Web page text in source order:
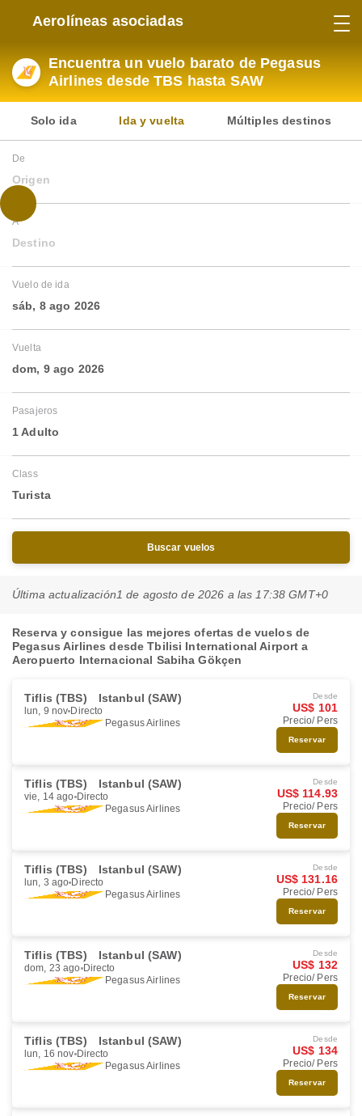
Aerolíneas asociadas
Encuentra un vuelo barato de Pegasus
Airlines desde TBS hasta SAW
Solo ida Ida y vuelta Múltiples destinos
De
Origen
A
Destino
Vuelo de ida
sáb, 8 ago 2026
Vuelta
dom, 9 ago 2026
Pasajeros
1 Adulto
Class
Turista
Buscar vuelos
Última actualización1 de agosto de 2026 a las 17:38 GMT+0
Reserva y consigue las mejores ofertas de vuelos de
Pegasus Airlines desde Tbilisi International Airport a
Aeropuerto Internacional Sabiha Gökçen
Tiflis (TBS) Istanbul (SAW)
lun, 9 nov Directo
Pegasus Airlines
Desde
US$ 101
Precio/ Pers
Reservar
Tiflis (TBS) Istanbul (SAW)
vie, 14 ago Directo
Pegasus Airlines
Desde
US$ 114.93
Precio/ Pers
Reservar
Tiflis (TBS) Istanbul (SAW)
lun, 3 ago Directo
Pegasus Airlines
Desde
US$ 131.16
Precio/ Pers
Reservar
Tiflis (TBS) Istanbul (SAW)
dom, 23 ago Directo
Pegasus Airlines
Desde
US$ 132
Precio/ Pers
Reservar
Tiflis (TBS) Istanbul (SAW)
lun, 16 nov Directo
Pegasus Airlines
Desde
US$ 134
Precio/ Pers
Reservar